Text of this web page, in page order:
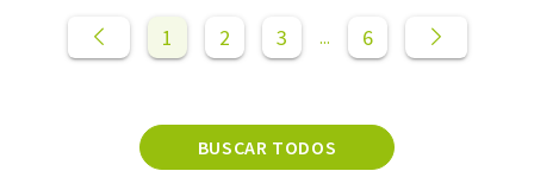
1 2 3 ... 6
BUSCAR TODOS